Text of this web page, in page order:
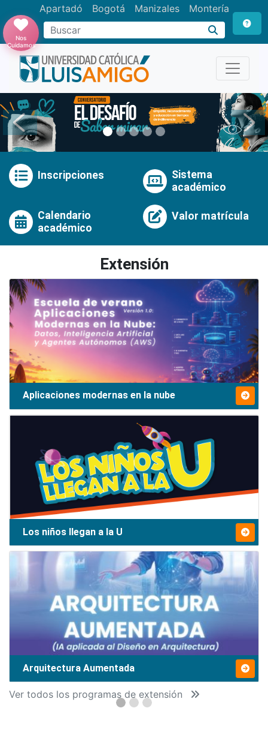
Apartadó Bogotá Manizales Montería
Buscar
Nos
Cuidamos
Anterior
Inscripciones
Sistema
académico
Calendario
académico
Valor matrícula
Extensión
Aplicaciones modernas en la nube
Los niños llegan a la U
Arquitectura Aumentada
Ver todos los programas de extensión